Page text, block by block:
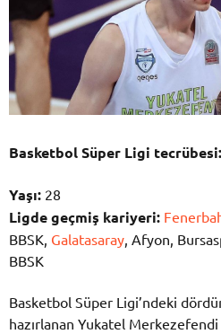
Basketbol Süper Ligi
Yaşı: 28
Ligde geçmiş kariyeri:
BBSK, Galatasaray , Afyon,
BBSK
Basketbol Süper Ligi’ndeki
hazırlanan Yukatel